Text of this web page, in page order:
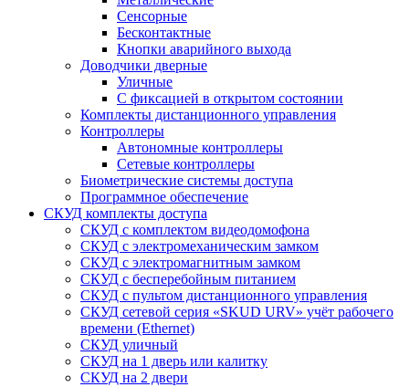
Сенсорные
Бесконтактные
Кнопки аварийного выхода
Доводчики дверные
Уличные
С фиксацией в открытом состоянии
Комплекты дистанционного управления
Контроллеры
Автономные контроллеры
Сетевые контроллеры
Биометрические системы доступа
Программное обеспечение
СКУД комплекты доступа
СКУД с комплектом видеодомофона
СКУД с электромеханическим замком
СКУД с электромагнитным замком
СКУД с бесперебойным питанием
СКУД с пультом дистанционного управления
СКУД сетевой серия «SKUD URV» учёт рабочего
времени (Ethernet)
СКУД уличный
СКУД на 1 дверь или калитку
СКУД на 2 двери